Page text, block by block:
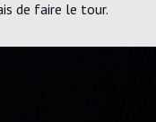
de faire le tour.